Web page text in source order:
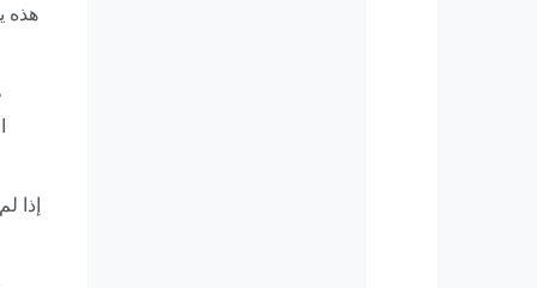
هذه
إذا